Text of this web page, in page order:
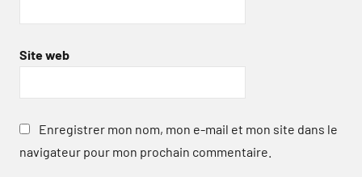
Site web
Enregistrer mon nom, mon e-mail et mon site dans le
navigateur pour mon prochain commentaire.